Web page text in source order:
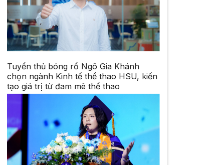
Tuyển thủ bóng rổ Ngô Gia Khánh
chọn ngành Kinh tế thể thao HSU, kiến
tạo giá trị từ đam mê thể thao